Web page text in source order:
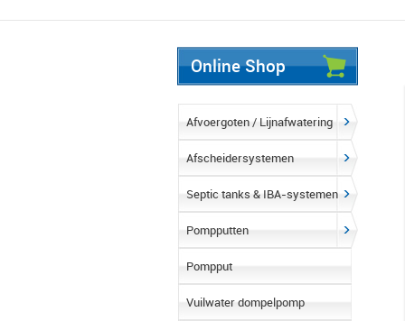
Online Shop
Afvoergoten / Lijnafwatering
Afscheidersystemen
Septic tanks & IBA-systemen
Pompputten
Pompput
Vuilwater dompelpomp